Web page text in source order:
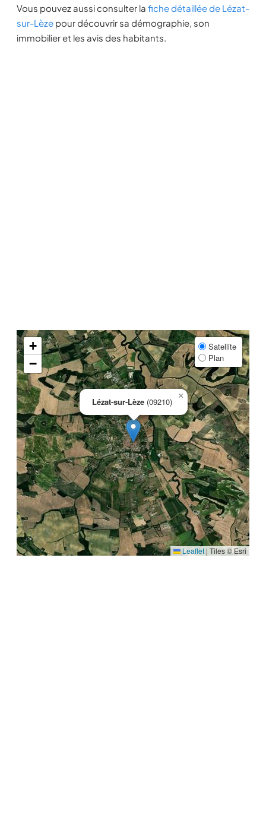
Vous pouvez aussi consulter la fiche détaillée de Lézat-
sur-Lèze pour découvrir sa démographie, son
immobilier et les avis des habitants.
Lézat-sur-Lèze (09210)
×
+
−
Satellite
Plan
Leaflet | Tiles © Esri